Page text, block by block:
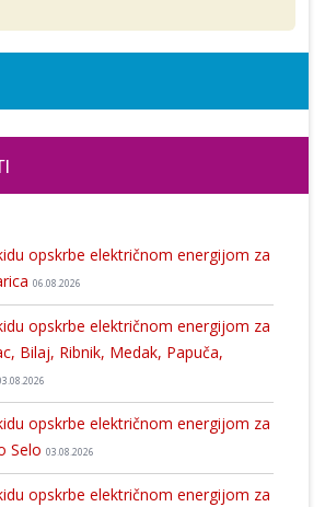
opskrbe električnom energijom za
06.08.2026
opskrbe električnom energijom za
Bilaj, Ribnik, Medak, Papuča,
opskrbe električnom energijom za
Selo 03.08.2026
opskrbe električnom energijom za